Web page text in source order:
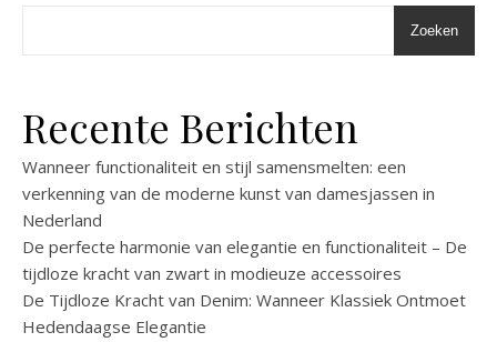
Zoeken
Recente Berichten
Wanneer functionaliteit en stijl samensmelten: een
verkenning van de moderne kunst van damesjassen in
Nederland
De perfecte harmonie van elegantie en functionaliteit – De
tijdloze kracht van zwart in modieuze accessoires
De Tijdloze Kracht van Denim: Wanneer Klassiek Ontmoet
Hedendaagse Elegantie